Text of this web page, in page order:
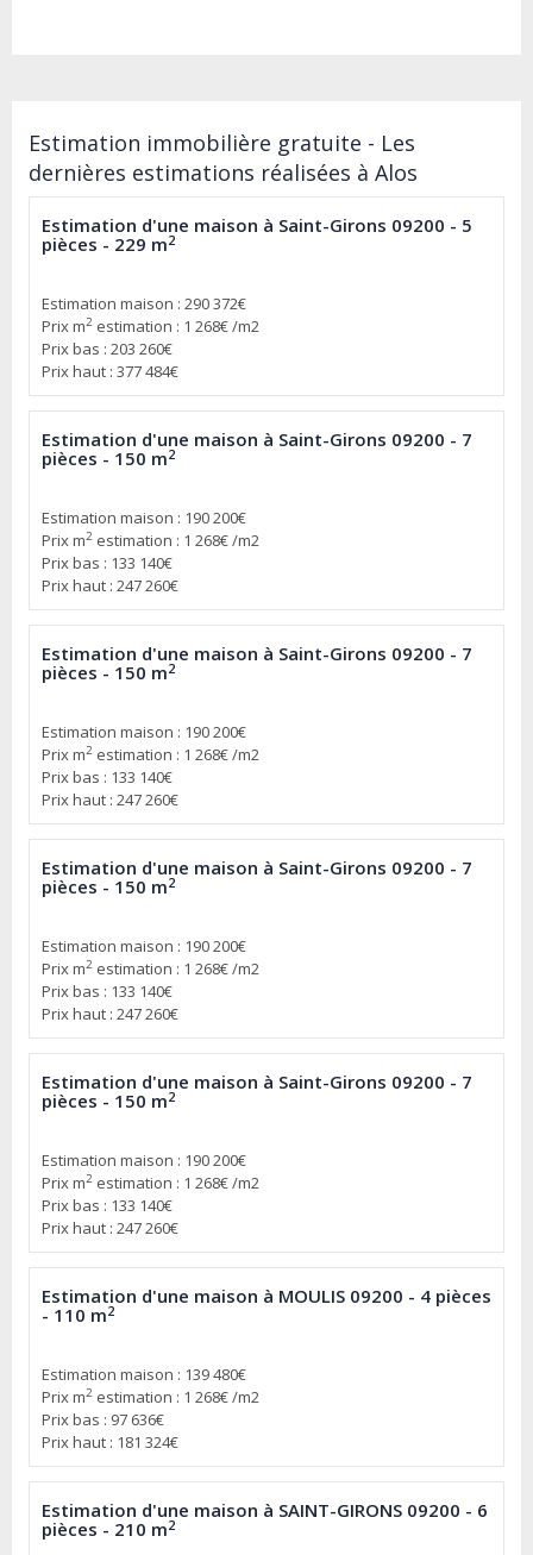
Estimation immobilière gratuite - Les
dernières estimations réalisées à Alos
Estimation d'une maison à Saint-Girons 09200 - 5
pièces - 229 m2
Estimation maison : 290 372€
Prix m2 estimation : 1 268€ /m2
Prix bas : 203 260€
Prix haut : 377 484€
Estimation d'une maison à Saint-Girons 09200 - 7
pièces - 150 m2
Estimation maison : 190 200€
Prix m2 estimation : 1 268€ /m2
Prix bas : 133 140€
Prix haut : 247 260€
Estimation d'une maison à Saint-Girons 09200 - 7
pièces - 150 m2
Estimation maison : 190 200€
Prix m2 estimation : 1 268€ /m2
Prix bas : 133 140€
Prix haut : 247 260€
Estimation d'une maison à Saint-Girons 09200 - 7
pièces - 150 m2
Estimation maison : 190 200€
Prix m2 estimation : 1 268€ /m2
Prix bas : 133 140€
Prix haut : 247 260€
Estimation d'une maison à Saint-Girons 09200 - 7
pièces - 150 m2
Estimation maison : 190 200€
Prix m2 estimation : 1 268€ /m2
Prix bas : 133 140€
Prix haut : 247 260€
Estimation d'une maison à MOULIS 09200 - 4 pièces
- 110 m2
Estimation maison : 139 480€
Prix m2 estimation : 1 268€ /m2
Prix bas : 97 636€
Prix haut : 181 324€
Estimation d'une maison à SAINT-GIRONS 09200 - 6
pièces - 210 m2